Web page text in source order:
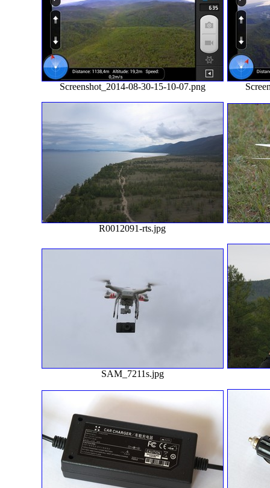
Screenshot_2014-08-30-15-10-07.png
R0012091-rts.jpg
SAM_7211s.jpg